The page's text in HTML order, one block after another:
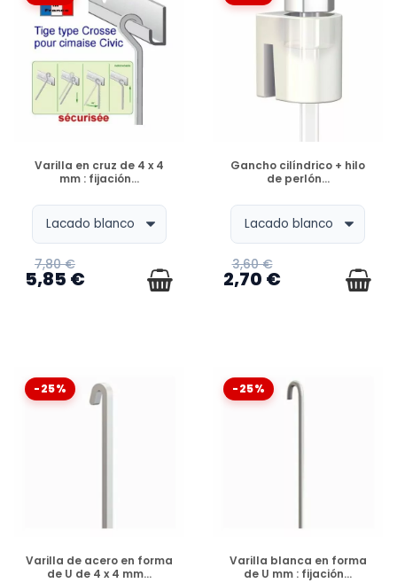
DISPONIBLE
Varilla en cruz de 4 x 4
mm : fijación...
7,80 €
5,85 €
DISPONIBLE
Gancho cilíndrico + hilo
de perlón...
3,60 €
2,70 €
-25%
DISPONIBLE
Varilla de acero en forma
de U de 4 x 4 mm...
-25%
DISPONIBLE
Varilla blanca en forma
de U mm : fijación...